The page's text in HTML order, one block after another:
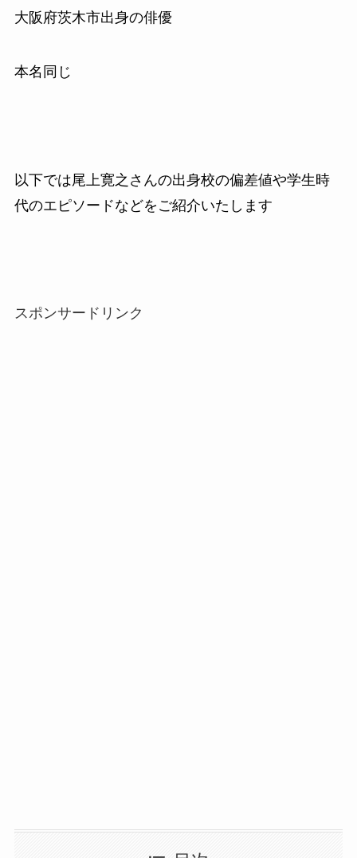
大阪府茨木市出身の俳優
本名同じ
以下では尾上寛之さんの出身校の偏差値や学生時
代のエピソードなどをご紹介いたします
スポンサードリンク